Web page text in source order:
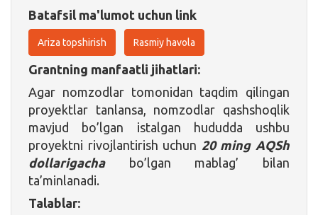
Batafsil ma'lumot uchun link
Ariza topshirish Rasmiy havola
Grantning manfaatli jihatlari:
Agar nomzodlar tomonidan taqdim qilingan
proyektlar tanlansa, nomzodlar qashshoqlik
mavjud bo’lgan istalgan hududda ushbu
proyektni rivojlantirish uchun 20 ming AQSh
dollarigachabo’lgan mablag’ bilan
ta’minlanadi.
Talablar: